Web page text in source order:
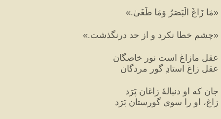
«مَا زَاغَ الْبَصَرُ وَمَا طَغَىٰ.»
«چشم خطا نكرد و از حد درنگذشت.»
عقلِ مازاغ است نورِ خاصگان
عقلِ زاغ استادِ گورِ مردگان
جان که او دنبالۀ زاغان پَرَد
زاغ، او را سوی گورستان بَرَد